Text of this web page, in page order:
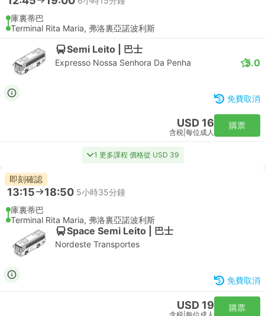
庫裏蒂巴
Terminal Rita Maria, 弗洛裏亞諾波利斯
Semi Leito | 巴士
Expresso Nossa Senhora Da Penha 5.0
免費取消
USD 16
含税 每位成人
購票
1 更多課程 價格從 USD 39
即刻確認
13:15 18:50 5小時35分鐘
庫裏蒂巴
Terminal Rita Maria, 弗洛裏亞諾波利斯
Space Semi Leito | 巴士
Nordeste Transportes
免費取消
USD 19 購票